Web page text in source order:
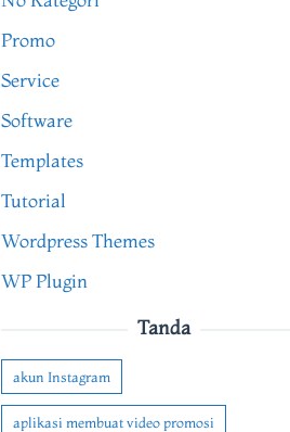
Promo
Service
Software
Templates
Tutorial
Wordpress Themes
WP Plugin
Tanda
akun Instagram
aplikasi membuat video promosi